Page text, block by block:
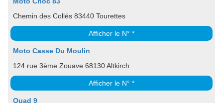
Chemin des Collés 83440 Tourettes
Afficher le N° *
Moto Casse Du Moulin
124 rue 3ème Zouave 68130 Altkirch
Afficher le N° *
Quad 9